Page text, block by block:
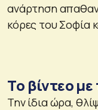
ανάρτηση
κόρες του Σοφία
Tο βίντεο
Την ίδια ώρα,